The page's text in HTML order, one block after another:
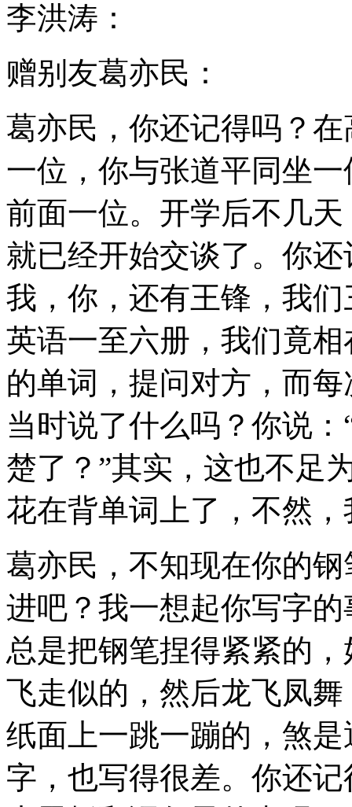
李洪涛：
赠别友葛亦民：
葛亦民，你还记得吗？
一位，你与张道平同坐
前面一位。开学后不几
就已经开始交谈了。你
我，你，还有王锋，我
英语一至六册，我们竟
的单词，提问对方，而
当时说了什么吗？你说
楚了？”其实，这也不足
花在背单词上了，不然
葛亦民，不知现在你的
进吧？我一想起你写字
总是把钢笔捏得紧紧的
飞走似的，然后龙飞凤
纸面上一跳一蹦的，煞
字，也写得很差。你还